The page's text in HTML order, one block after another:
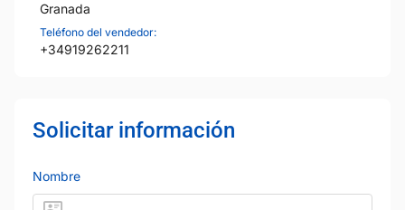
Granada
Teléfono del vendedor:
+34919262211
Solicitar información
Nombre